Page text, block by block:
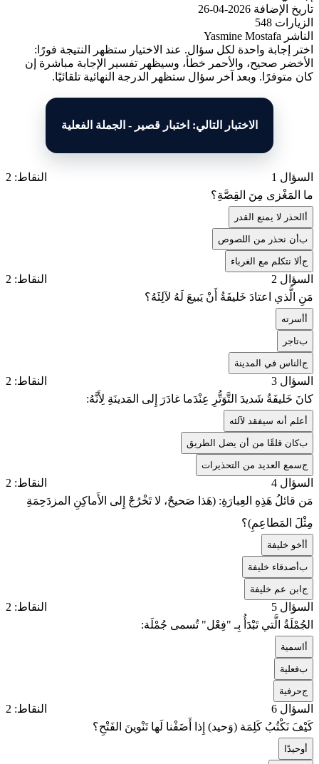
تاريخ الإضافة 2026-04-26
الزيارات 548
الناشر Yasmine Mostafa
اختر إجابة واحدة لكل سؤال. عند الاختيار ستظهر النتيجة فورًا:
الأخضر صحيح، والأحمر خطأ، وسيظهر تفسير الإجابة مباشرة إن
كان متوفرًا. وبعد آخر سؤال ستظهر الدرجة النهائية تلقائيًا.
الاختبار التالي: اختبار قصير - الجملة الفعلية
السؤال 1
النقاط: 2
ما المَغْزى مِنَ القِصَّةِ؟
الحذر لا يمنع القدر
بأن نحذر من اللصوص
جألا نتكلم مع الغرباء
السؤال 2
النقاط: 2
مَنِ الَّذي اعتادَ خَليفَةُ أَنْ يَبيعَ لَهُ لآلِئَهُ؟
أسرته
بتاجر
جالناس في المدينة
السؤال 3
النقاط: 2
كانَ خَليفَةُ شَديدَ التَّوَتُّرِ عِنْدَما غادَرَ إِلى المَدينَةِ لِأَنَّهُ:
علم أنه سيفقد لآلئه
بكان قلقًا من أن يضل الطريق
جسمع العديد من التحذيرات
السؤال 4
النقاط: 2
مَن قائلُ هَذِهِ العِبارَةِ: (هَذا صَحيحٌ، لا تَخْرُجْ إِلى الأَماكِنِ المزدَحِمَةِ
مِثْلَ المَطاعِمِ)؟
أخو خليفة
بأصدقاء خليفة
جابن عم خليفة
السؤال 5
النقاط: 2
الجُمْلَةُ الَّتي تَبْدَأُ بِـ "فِعْل" تُسمى جُمْلَة:
اسمية
بفعلية
جحرفية
السؤال 6
النقاط: 2
كَيْفَ نَكْتُبُ كَلِمَة (وَحيد) إِذا أَضَفْنا لَها تَنْوينَ الفَتْحِ؟
وحيدًا